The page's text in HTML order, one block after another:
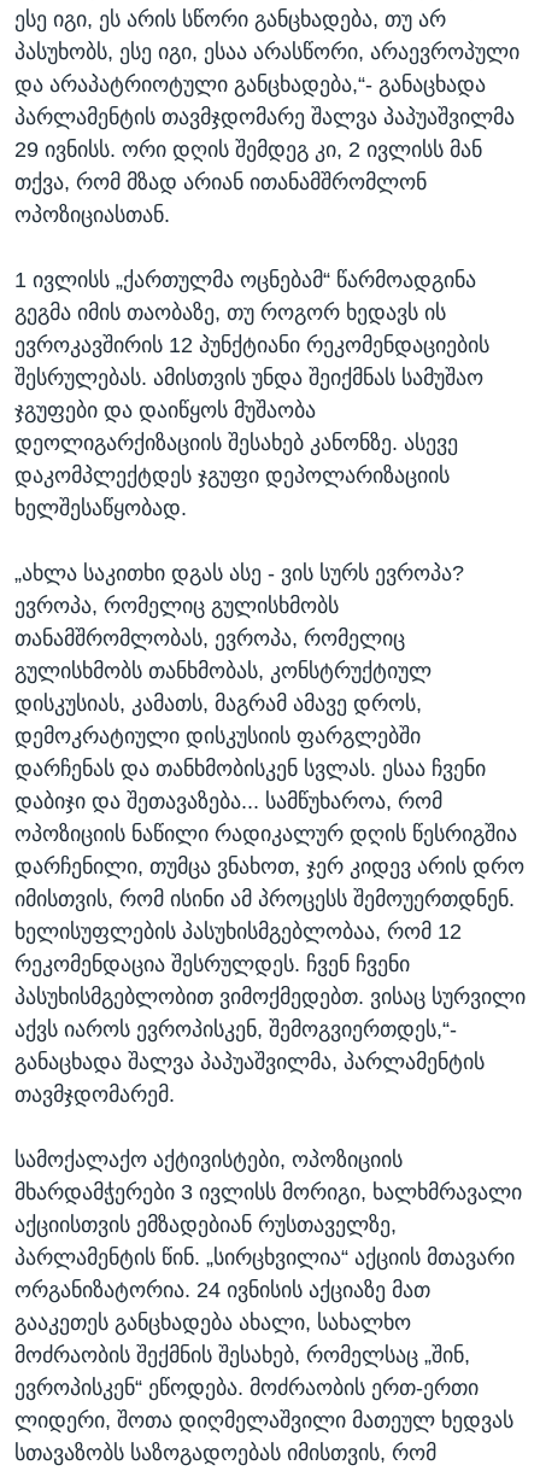
ესე იგი, ეს არის სწორი განცხადება, თუ არ
პასუხობს, ესე იგი, ესაა არასწორი, არაევროპული
და არაპატრიოტული განცხადება,“- განაცხადა
პარლამენტის თავმჯდომარე შალვა პაპუაშვილმა
29 ივნისს. ორი დღის შემდეგ კი, 2 ივლისს მან
თქვა, რომ მზად არიან ითანამშრომლონ
ოპოზიციასთან.
1 ივლისს „ქართულმა ოცნებამ“ წარმოადგინა
გეგმა იმის თაობაზე, თუ როგორ ხედავს ის
ევროკავშირის 12 პუნქტიანი რეკომენდაციების
შესრულებას. ამისთვის უნდა შეიქმნას სამუშაო
ჯგუფები და დაიწყოს მუშაობა
დეოლიგარქიზაციის შესახებ კანონზე. ასევე
დაკომპლექტდეს ჯგუფი დეპოლარიზაციის
ხელშესაწყობად.
„ახლა საკითხი დგას ასე - ვის სურს ევროპა?
ევროპა, რომელიც გულისხმობს
თანამშრომლობას, ევროპა, რომელიც
გულისხმობს თანხმობას, კონსტრუქტიულ
დისკუსიას, კამათს, მაგრამ ამავე დროს,
დემოკრატიული დისკუსიის ფარგლებში
დარჩენას და თანხმობისკენ სვლას. ესაა ჩვენი
დაბიჯი და შეთავაზება... სამწუხაროა, რომ
ოპოზიციის ნაწილი რადიკალურ დღის წესრიგშია
დარჩენილი, თუმცა ვნახოთ, ჯერ კიდევ არის დრო
იმისთვის, რომ ისინი ამ პროცესს შემოუერთდნენ.
ხელისუფლების პასუხისმგებლობაა, რომ 12
რეკომენდაცია შესრულდეს. ჩვენ ჩვენი
პასუხისმგებლობით ვიმოქმედებთ. ვისაც სურვილი
აქვს იაროს ევროპისკენ, შემოგვიერთდეს,“-
განაცხადა შალვა პაპუაშვილმა, პარლამენტის
თავმჯდომარემ.
სამოქალაქო აქტივისტები, ოპოზიციის
მხარდამჭერები 3 ივლისს მორიგი, ხალხმრავალი
აქციისთვის ემზადებიან რუსთაველზე,
პარლამენტის წინ. „სირცხვილია“ აქციის მთავარი
ორგანიზატორია. 24 ივნისის აქციაზე მათ
გააკეთეს განცხადება ახალი, სახალხო
მოძრაობის შექმნის შესახებ, რომელსაც „შინ,
ევროპისკენ“ ეწოდება. მოძრაობის ერთ-ერთი
ლიდერი, შოთა დიღმელაშვილი მათეულ ხედვას
სთავაზობს საზოგადოებას იმისთვის, რომ